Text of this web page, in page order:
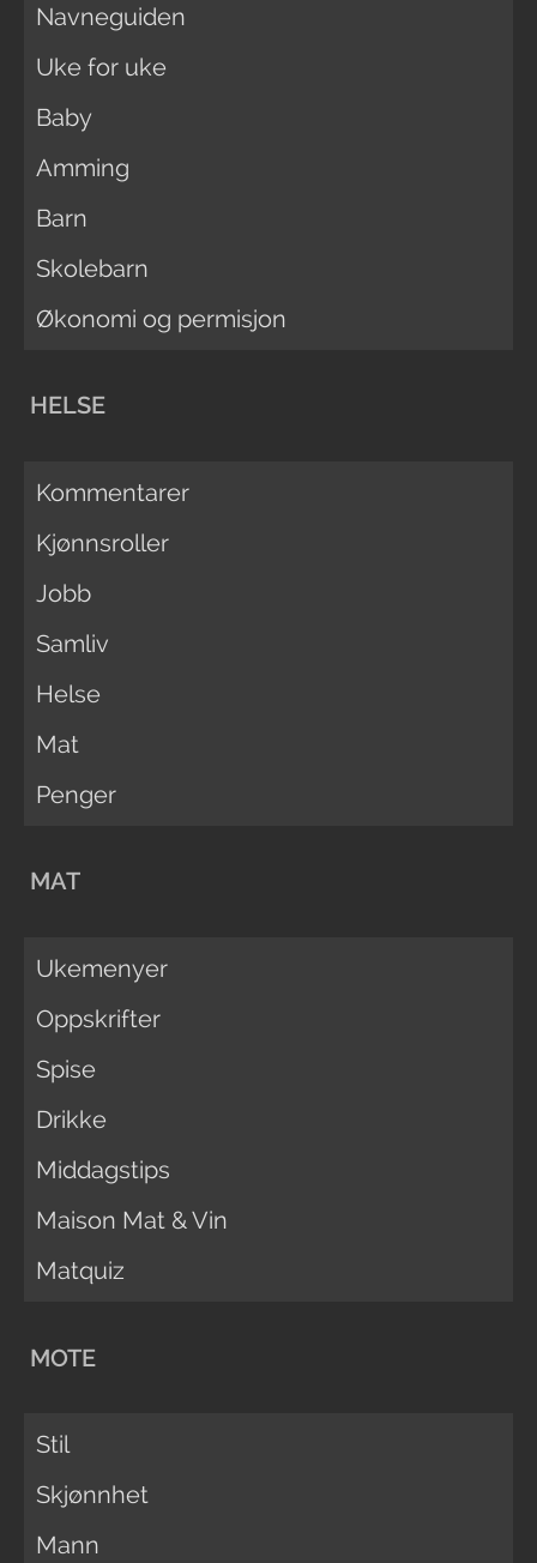
Navneguiden
Uke for uke
Baby
Amming
Barn
Skolebarn
Økonomi og permisjon
HELSE
Kommentarer
Kjønnsroller
Jobb
Samliv
Helse
Mat
Penger
MAT
Ukemenyer
Oppskrifter
Spise
Drikke
Middagstips
Maison Mat & Vin
Matquiz
MOTE
Stil
Skjønnhet
Mann